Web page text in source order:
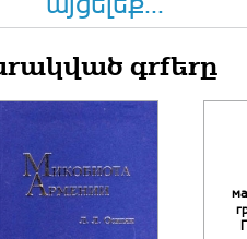
գրքերը